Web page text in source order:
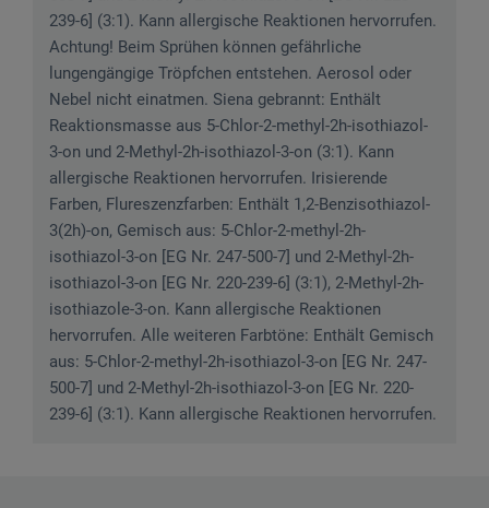
239-6] (3:1). Kann allergische Reaktionen hervorrufen.
Achtung! Beim Sprühen können gefährliche
lungengängige Tröpfchen entstehen. Aerosol oder
Nebel nicht einatmen. Siena gebrannt: Enthält
Reaktionsmasse aus 5-Chlor-2-methyl-2h-isothiazol-
3-on und 2-Methyl-2h-isothiazol-3-on (3:1). Kann
allergische Reaktionen hervorrufen. Irisierende
Farben, Flureszenzfarben: Enthält 1,2-Benzisothiazol-
3(2h)-on, Gemisch aus: 5-Chlor-2-methyl-2h-
isothiazol-3-on [EG Nr. 247-500-7] und 2-Methyl-2h-
isothiazol-3-on [EG Nr. 220-239-6] (3:1), 2-Methyl-2h-
isothiazole-3-on. Kann allergische Reaktionen
hervorrufen. Alle weiteren Farbtöne: Enthält Gemisch
aus: 5-Chlor-2-methyl-2h-isothiazol-3-on [EG Nr. 247-
500-7] und 2-Methyl-2h-isothiazol-3-on [EG Nr. 220-
239-6] (3:1). Kann allergische Reaktionen hervorrufen.